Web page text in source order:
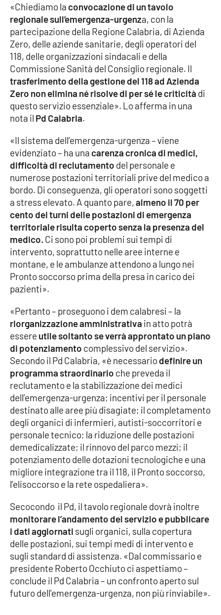
Editoriali
VIDEO
Ambiente
Cronaca
Cultura
Economia e Lavoro
Politica
Sanità
Società
Sport
RUBRICHE
Parchi Marini Calabria
Leggendo Alvaro insieme
Imprese Di Calabria
Le perfidie di Antonella Grippo
Venti di comunicazione
STREAMING
LaC TV
LaC Network
LaC OnAir
EDIZIONI
LOCALI
Catanzaro
«Chiediamo la convocazione di un tavolo
regionale sull’emergenza-urgenza, con la
partecipazione della Regione Calabria, di Azienda
Zero, delle aziende sanitarie, degli operatori del
118, delle organizzazioni sindacali e della
Commissione Sanità del Consiglio regionale. Il
trasferimento della gestione del 118 ad Azienda
Zero non elimina né risolve di per sé le criticità di
questo servizio essenziale». Lo afferma in una
nota il Pd Calabria.
«Il sistema dell’emergenza-urgenza – viene
evidenziato – ha una carenza cronica di medici,
difficoltà di reclutamento del personale e
numerose postazioni territoriali prive del medico a
bordo. Di conseguenza, gli operatori sono soggetti
a stress elevato. A quanto pare,almeno il 70 per
cento dei turni delle postazioni di emergenza
territoriale risulta coperto senza la presenza del
medico. Ci sono poi problemi sui tempi di
intervento, soprattutto nelle aree interne e
montane, e le ambulanze attendono a lungo nei
Pronto soccorso prima della presa in carico dei
pazienti».
«Pertanto – proseguono i dem calabresi – la
riorganizzazione amministrativa in atto potrà
essere utile soltanto se verrà approntato un piano
di potenziamento complessivo del servizio».
Secondo il Pd Calabria, «è necessariodefinire un
programma straordinario che preveda il
reclutamento e la stabilizzazione dei medici
dell’emergenza-urgenza; incentivi per il personale
destinato alle aree più disagiate; il completamento
degli organici di infermieri, autisti-soccorritori e
personale tecnico; la riduzione delle postazioni
demedicalizzate; il rinnovo del parco mezzi; il
potenziamento delle dotazioni tecnologiche e una
migliore integrazione tra il 118, il Pronto soccorso,
l’elisoccorso e la rete ospedaliera».
Secocondo il Pd, il tavolo regionale dovrà inoltre
monitorare l’andamento del servizio e pubblicare
i dati aggiornati sugli organici, sulla copertura
delle postazioni, sui tempi medi di intervento e
sugli standard di assistenza. «Dal commissario e
presidente Roberto Occhiuto ci aspettiamo –
conclude il Pd Calabria – un confronto aperto sul
futuro dell’emergenza-urgenza, non più rinviabile».